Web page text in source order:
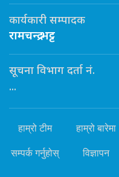
कार्यकारी सम्पादक
रामचन्द्र भट्ट
सूचना विभाग दर्ता नं.
...
हाम्रो टीम हाम्रो बारेमा
सम्पर्क गर्नुहोस् विज्ञापन